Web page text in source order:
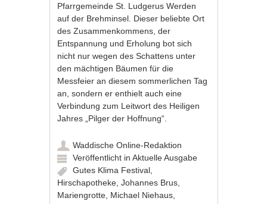
Pfarrgemeinde St. Ludgerus Werden
auf der Brehminsel. Dieser beliebte Ort
des Zusammenkommens, der
Entspannung und Erholung bot sich
nicht nur wegen des Schattens unter
den mächtigen Bäumen für die
Messfeier an diesem sommerlichen Tag
an, sondern er enthielt auch eine
Verbindung zum Leitwort des Heiligen
Jahres „Pilger der Hoffnung“.
Waddische Online-Redaktion
Veröffentlicht inAktuelle Ausgabe
Gutes Klima Festival,
Hirschapotheke,Johannes Brus,
Mariengrotte, Michael Niehaus,